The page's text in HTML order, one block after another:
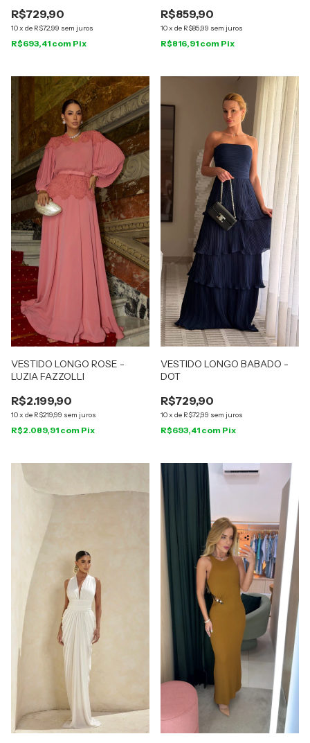
R$729,90
10x de R$72,99 sem juros
R$693,41 com Pix
R$859,90
10x de R$85,99 sem juros
R$816,91 com Pix
VESTIDO LONGO ROSE -
LUZIA FAZZOLLI
R$2.199,90
10x de R$219,99 sem juros
R$2.089,91 com Pix
VESTIDO LONGO BABADO -
DOT
R$729,90
10x de R$72,99 sem juros
R$693,41 com Pix